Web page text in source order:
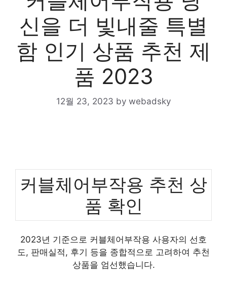
신을 더 빛내줄 특별
함 인기 상품 추천 제
품 2023
12월 23, 2023 by webadsky
커블체어부작용 추천 상
품 확인
2023년 기준으로 커블체어부작용 사용자의 선호
도, 판매실적, 후기 등을 종합적으로 고려하여 추천
상품을 엄선했습니다.